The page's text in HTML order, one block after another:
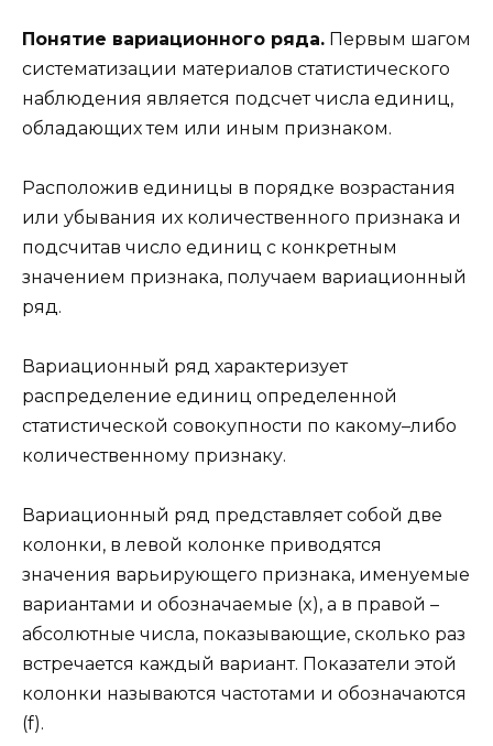
Понятие вариационного ряда. Первым шагом
систематизации материалов статистического
наблюдения является подсчет числа единиц,
обладающих тем или иным признаком.
Расположив единицы в порядке возрастания
или убывания их количественного признака и
подсчитав число единиц с конкретным
значением признака, получаем вариационный
ряд.
Вариационный ряд характеризует
распределение единиц определенной
статистической совокупности по какому–либо
количественному признаку.
Вариационный ряд представляет собой две
колонки, в левой колонке приводятся
значения варьирующего признака, именуемые
вариантами и обозначаемые (x), а в правой –
абсолютные числа, показывающие, сколько раз
встречается каждый вариант. Показатели этой
колонки называются частотами и обозначаются
(f).